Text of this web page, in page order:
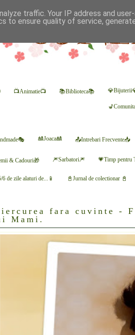
📺Animatie📺 📚Biblioteca📚
🎎Joaca🎎 📤Intrebari Frecvente📥
& Cadouri🎁 🎆Sarbatori🎆 💗Timp pentru
6 de zile alaturi de...📱 📓Jurnal de colectionar 📓
fara cuvinte -
Mami.
traffic. Your IP address and
to ensure quality of service,